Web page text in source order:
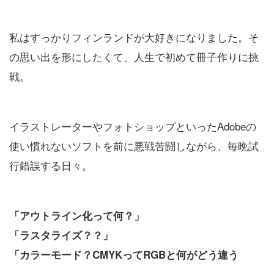
私はすっかりフィンランドが大好きになりました。そ
の思い出を形にしたくて、人生で初めて冊子作りに挑
戦。
イラストレーターやフォトショップといったAdobeの
使い慣れないソフトを前に悪戦苦闘しながら、毎晩試
行錯誤する日々。
「アウトライン化って何？」
「ラスタライズ？？」
「カラーモード？CMYKってRGBと何がどう違う